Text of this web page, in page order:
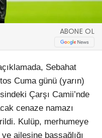
ABONE OL
Sebahat
Cuma günü (yarın)
Çarşı Camii’nde
cenaze namazı
Kulüp, merhumeye
ailesine başsağlığı